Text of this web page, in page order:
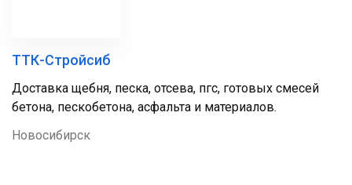
ТТК-Стройсиб
Доставка щебня, песка, отсева, пгс, готовых смесей
бетона, пескобетона, асфальта и материалов.
Новосибирск